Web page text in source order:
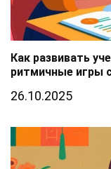
Как развивать
ритмичные игры
26.10.2025